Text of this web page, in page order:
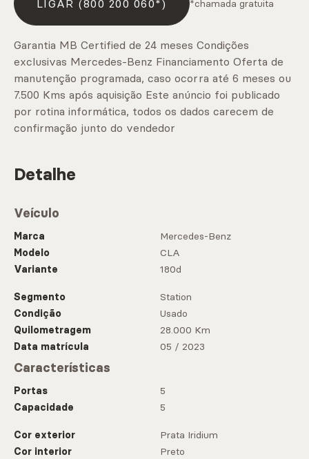
LIGAR (800 200 060*) *chamada gratuita
Garantia MB Certified de 24 meses Condições
exclusivas Mercedes-Benz Financiamento Oferta de
manutenção programada, caso ocorra até 6 meses ou
7.500 Kms após aquisição Este anúncio foi publicado
por rotina informática, todos os dados carecem de
confirmação junto do vendedor
Detalhe
Veículo
Marca
Mercedes-Benz
Modelo
CLA
Variante
180d
Segmento
Station
Condição
Usado
Quilometragem
28.000 Km
Data matrícula
05 / 2023
Características
Portas
5
Capacidade
5
Cor exterior
Prata Iridium
Cor interior
Preto